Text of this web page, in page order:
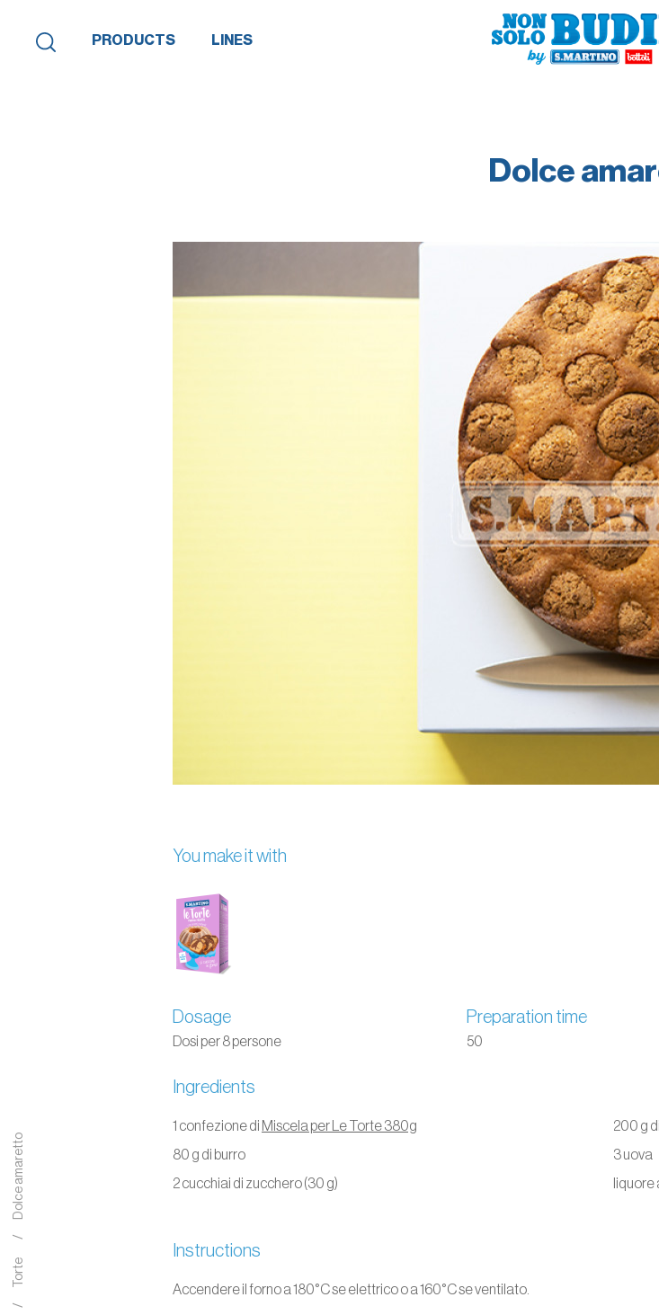
PRODUCTS LINES
Torte
Dolce amaretto
Dolce
You make it with
Dosage
Dosi per 8 persone
Preparation time
50
Ingredients
1 confezione di Miscela per Le Torte 380g
200 g
80 g di burro
3 uova
2 cucchiai di zucchero (30 g)
liquore
Instructions
Accendere il forno a 180°C se elettrico o a 160°C se ventilato.